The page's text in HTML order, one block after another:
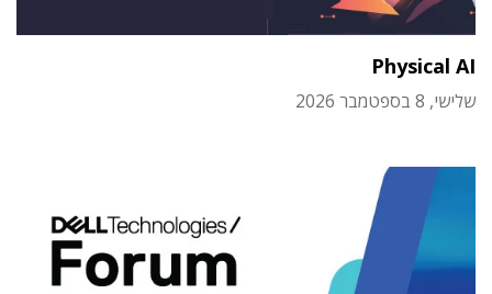
Physical AI
שלישי, 8 בספטמבר 2026